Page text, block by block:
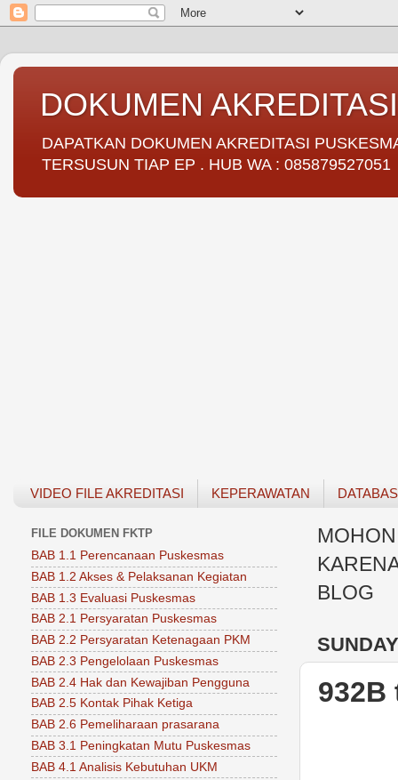
DOKUMEN
DAPATKAN DOKUMEN AKREDITASI
TERSUSUN TIAP EP . HUB WA : 085879527051
VIDEO FILE AKREDITASI KEPERAWATAN
BLOG
932B
FILE DOKUMEN FKTP
BAB 1.1 Perencanaan Puskesmas
BAB 1.2 Akses & Pelaksanan Kegiatan
BAB 1.3 Evaluasi Puskesmas
BAB 2.1 Persyaratan Puskesmas
BAB 2.2 Persyaratan Ketenagaan PKM
BAB 2.3 Pengelolaan Puskesmas
BAB 2.4 Hak dan Kewajiban Pengguna
BAB 2.5 Kontak Pihak Ketiga
BAB 2.6 Pemeliharaan prasarana
BAB 3.1 Peningkatan Mutu Puskesmas
BAB 4.1 Analisis Kebutuhan UKM